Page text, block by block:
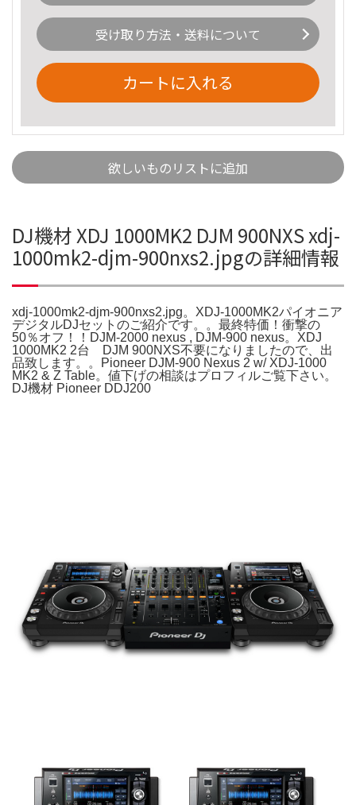
受け取り方法・送料について
カートに入れる
欲しいものリストに追加
DJ機材 XDJ 1000MK2 DJM 900NXS xdj-
1000mk2-djm-900nxs2.jpgの詳細情報
xdj-1000mk2-djm-900nxs2.jpg。XDJ-1000MK2パイオニア
デジタルDJセットのご紹介です。。最終特価！衝撃の
50％オフ！！DJM-2000 nexus , DJM-900 nexus。XDJ
1000MK2 2台 DJM 900NXS不要になりましたので、出
品致します。。Pioneer DJM-900 Nexus 2 w/ XDJ-1000
MK2 & Z Table。値下げの相談はプロフィルご覧下さい。
DJ機材 Pioneer DDJ200